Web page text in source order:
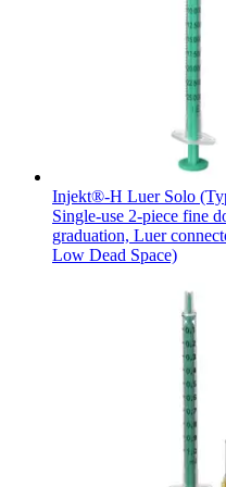
Katalog produktów
Znajdź produkt, którego
Odwiedź katalog
i poznaj nasze portfolio.
wyzwaniach pacjentów
na zaburzenia czynności
Global Job Market, aby
interesujące oferty pracy
Skontaktuj się z nami.
przedstawiciela
pomoże Ci dobrać
Injekt®-H Luer Solo
Single-use 2-piece fine
graduation, Luer
Low Dead Space)